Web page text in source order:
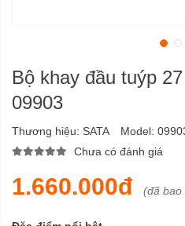
Bộ khay đầu tuýp
09903
Thương hiệu: SATA Model:
Chưa có đánh giá
1.660.000đ (đã bao